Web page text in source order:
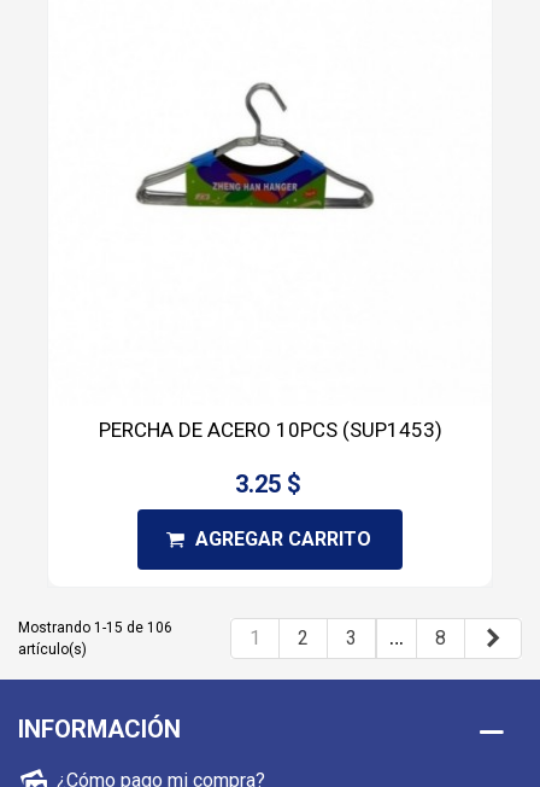
PERCHA DE ACERO 10PCS (SUP1453)
3.25 $
AGREGAR CARRITO
Mostrando 1-15 de 106
artículo(s)
1 2 3 … 8
INFORMACIÓN
¿Cómo pago mi compra?